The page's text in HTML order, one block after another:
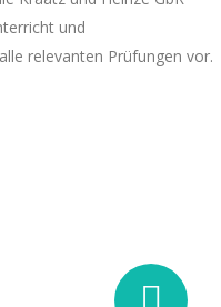
und
relevanten Prüfungen vor.